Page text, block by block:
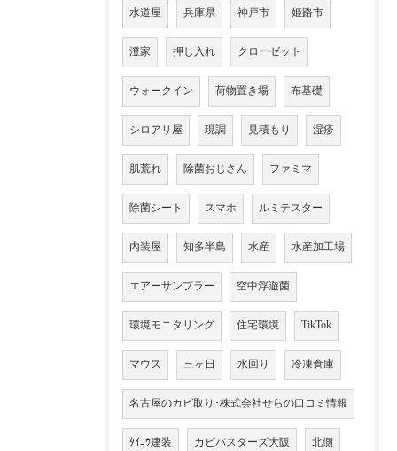
水道屋 兵庫県 神戸市 姫路市
澄家 押し入れ クローゼット
ウォークイン 荷物置き場 布基礎
シロアリ屋 現調 見積もり 湿疹
肌荒れ 除菌おじさん ファミマ
除菌シート スマホ ルミテスター
内装屋 知多半島 水産 水産加工場
エアーサンプラー 空中浮遊菌
環境モニタリング 住宅環境 TikTok
マウス 三ヶ日 水回り 冷凍倉庫
名古屋のカビ取り･株式会社せらの口コミ情報
ﾀｲｺｳ建装 カビバスターズ大阪 北側